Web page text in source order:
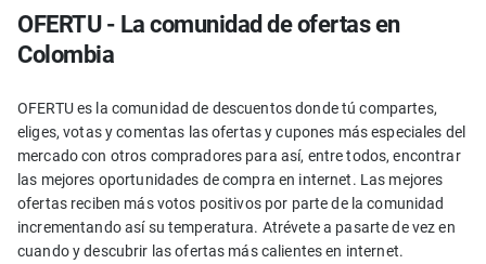
OFERTU - La comunidad de ofertas en
Colombia
OFERTU es la comunidad de descuentos donde tú compartes,
eliges, votas y comentas las ofertas y cupones más especiales del
mercado con otros compradores para así, entre todos, encontrar
las mejores oportunidades de compra en internet. Las mejores
ofertas reciben más votos positivos por parte de la comunidad
incrementando así su temperatura. Atrévete a pasarte de vez en
cuando y descubrir las ofertas más calientes en internet.